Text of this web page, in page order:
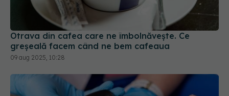
Otrava din cafea care ne îmbolnăvește. Ce
greșeală facem când ne bem cafeaua
09 aug 2025, 10:28